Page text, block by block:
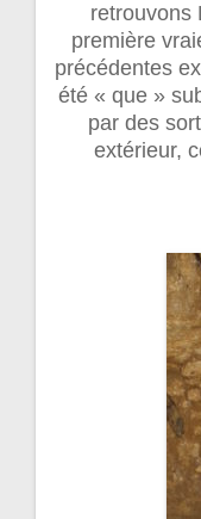
retrouvons
première
précédentes
été « que »
par des
extérieur,